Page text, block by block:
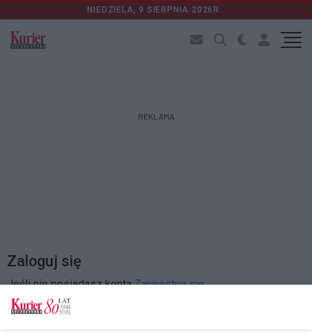
NIEDZIELA, 9 SIERPNIA 2026R.
REKLAMA
Zaloguj się
Jeśli nie posiadasz kontaZarejestruj się